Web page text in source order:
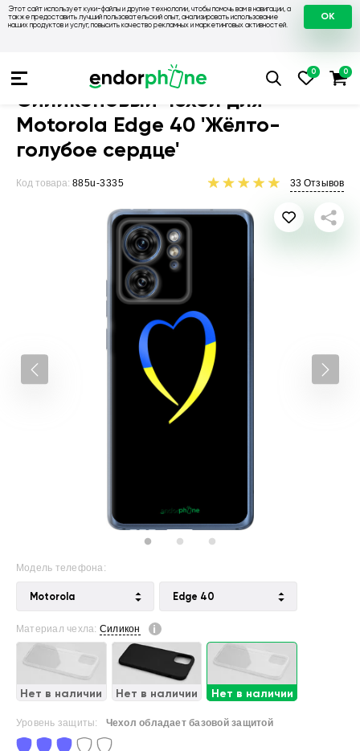
Этот сайт использует куки-файлы и другие технологии, чтобы помочь вам в навигации, а
также предоставить лучший пользовательский опыт, анализировать использование
наших продуктов и услуг, повысить качество рекламных и маркетинговых активностей.
OK
Чехлы на Motorola Чехол для
Силиконовый чехол для
Motorola Edge 40 'Жёлто-
голубое сердце'
Код товара: 885u-3335 33 Отзывов
Модель телефона:
Motorola Edge 40
Материал чехла: Силикон
Нет в наличии Нет в наличии Нет в наличии
Уровень защиты: Чехол обладает базовой защитой